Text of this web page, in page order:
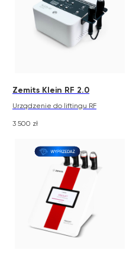
Zemits Klein RF 2.0
Urządzenie do liftingu RF
3 500 zł